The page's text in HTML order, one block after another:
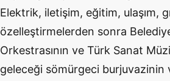
Elektrik, iletişim, eğitim, ulaşım,
özelleştirmelerden sonra
Orkestrasının ve Türk Sanat
geleceği sömürgeci burjuvazinin